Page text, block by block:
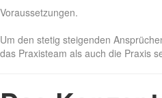
Voraussetzungen.
Um den stetig steigenden
das Praxisteam als auch die Praxis